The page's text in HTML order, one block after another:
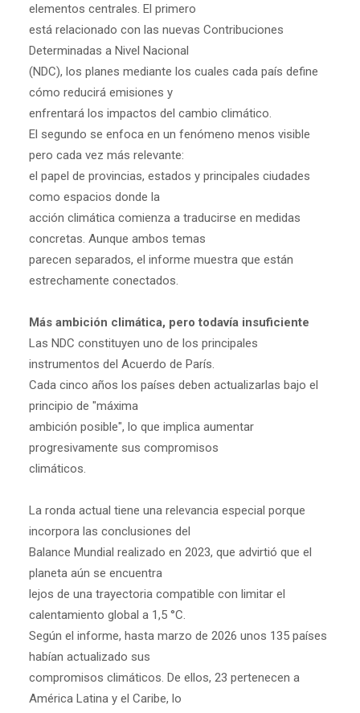
elementos centrales. El primero
está relacionado con las nuevas Contribuciones
Determinadas a Nivel Nacional
(NDC), los planes mediante los cuales cada país define
cómo reducirá emisiones y
enfrentará los impactos del cambio climático.
El segundo se enfoca en un fenómeno menos visible
pero cada vez más relevante:
el papel de provincias, estados y principales ciudades
como espacios donde la
acción climática comienza a traducirse en medidas
concretas. Aunque ambos temas
parecen separados, el informe muestra que están
estrechamente conectados.
Más ambición climática, pero todavía insuficiente
Las NDC constituyen uno de los principales
instrumentos del Acuerdo de París.
Cada cinco años los países deben actualizarlas bajo el
principio de "máxima
ambición posible", lo que implica aumentar
progresivamente sus compromisos
climáticos.
La ronda actual tiene una relevancia especial porque
incorpora las conclusiones del
Balance Mundial realizado en 2023, que advirtió que el
planeta aún se encuentra
lejos de una trayectoria compatible con limitar el
calentamiento global a 1,5 °C.
Según el informe, hasta marzo de 2026 unos 135 países
habían actualizado sus
compromisos climáticos. De ellos, 23 pertenecen a
América Latina y el Caribe, lo